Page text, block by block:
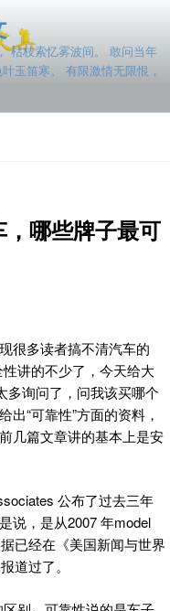
枯枝索忆雾波间。 敢问当年
玉笛寒。 有限激情无限恨，
哪些牌子最可
很多读者搞不清汽车的
性讲的不少了，今天给大
多询问了，问我该买哪个
“可靠性”方面的资料，
几篇文章讲的基本上是安
公布了过去三年
说，是从2007 年model
已经在《美国新闻与世界
道过了。